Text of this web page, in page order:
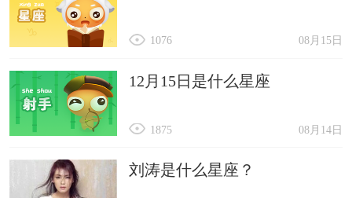
08月15日
1076
12月15日是什么星座
08月14日
1875
刘涛是什么星座？